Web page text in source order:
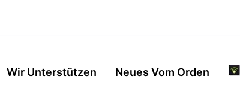
Wir Unterstützen Neues Vom Orden